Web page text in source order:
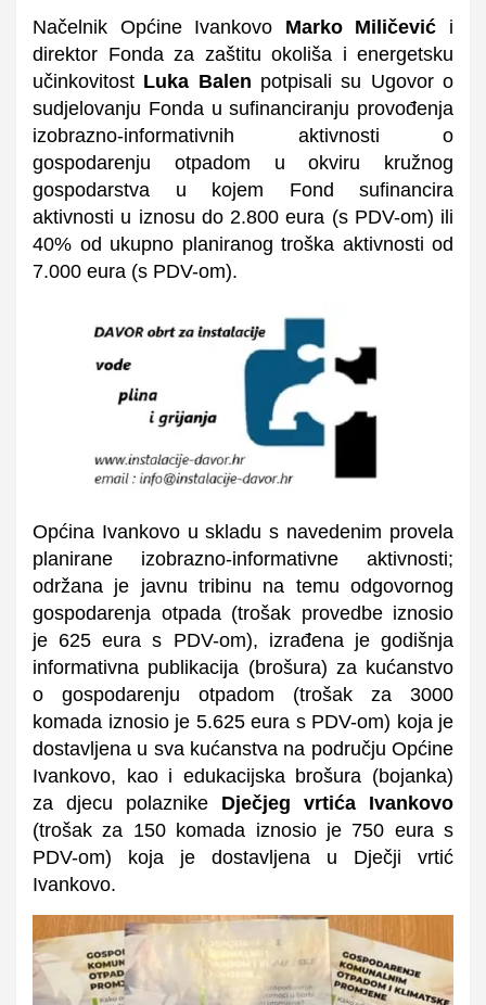
Načelnik Općine Ivankovo Marko Miličević i
direktor Fonda za zaštitu okoliša i energetsku
učinkovitost Luka Balen potpisali su Ugovor o
sudjelovanju Fonda u sufinanciranju provođenja
izobrazno-informativnih aktivnosti o
gospodarenju otpadom u okviru kružnog
gospodarstva u kojem Fond sufinancira
aktivnosti u iznosu do 2.800 eura (s PDV-om) ili
40% od ukupno planiranog troška aktivnosti od
7.000 eura (s PDV-om).
Općina Ivankovo u skladu s navedenim provela
planirane izobrazno-informativne aktivnosti;
održana je javnu tribinu na temu odgovornog
gospodarenja otpada (trošak provedbe iznosio
je 625 eura s PDV-om), izrađena je godišnja
informativna publikacija (brošura) za kućanstvo
o gospodarenju otpadom (trošak za 3000
komada iznosio je 5.625 eura s PDV-om) koja je
dostavljena u sva kućanstva na području Općine
Ivankovo, kao i edukacijska brošura (bojanka)
za djecu polaznike Dječjeg vrtića Ivankovo
(trošak za 150 komada iznosio je 750 eura s
PDV-om) koja je dostavljena u Dječji vrtić
Ivankovo.